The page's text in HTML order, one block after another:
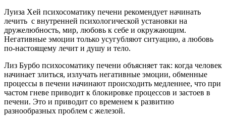
Луиза Хей психосоматику печени рекомендует начинать
лечить с внутренней психологической установки на
дружелюбность, мир, любовь к себе и окружающим.
Негативные эмоции только усугубляют ситуацию, а любовь
по-настоящему лечит и душу и тело.
Лиз Бурбо психосоматику печени объясняет так: когда человек
начинает злиться, излучать негативные эмоции, обменные
процессы в печени начинают происходить медленнее, что при
частом гневе приводит к блокировке процессов и застоев в
печени. Это и приводит со временем к развитию
разнообразных проблем с железой.